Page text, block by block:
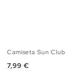
Camiseta Sun Club
Precio
7,99 €